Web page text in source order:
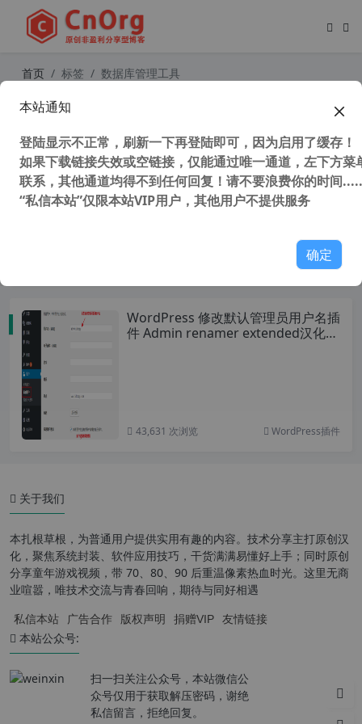
首页 标签 数据库管理工具
全能数据库管理软件Navicat Premiu
解教程) 32/64位
105,981 次浏览 编程工具
体中文64位企业版下载（含激活序列
编程工具
WordPress 修改默认管理员用户名插
件 Admin renamer extended汉化版
43,631 次浏览 WordPress插件
关于我们
本扎根草根，为普通用户提供实用有趣的内容。技术分享主打原创汉
化，聚焦系统封装、软件应用技巧，干货满满易懂好上手；同时原创
分享童年游戏视频，带 70、80、90 后重温像素热血时光。这里无商
业喧嚣，唯技术交流与青春回响，期待与同好相遇
私信本站 广告合作 版权声明 捐赠VIP 友情链接
本站公众号:
扫一扫关注公众号，本站微信公
众号仅用于获取解压密码，谢绝
私信留言，拒绝回复。
本站通知
登陆显示不正常，刷新一下再登陆即可，因为启用了缓存！
如果下载链接失效或空链接，仅能通过唯一通道，左下方菜
联系，其他通道均得不到任何回复！请不要浪费你的时间
“私信本站”仅限本站VIP用户，其他用户不提供服务
确定